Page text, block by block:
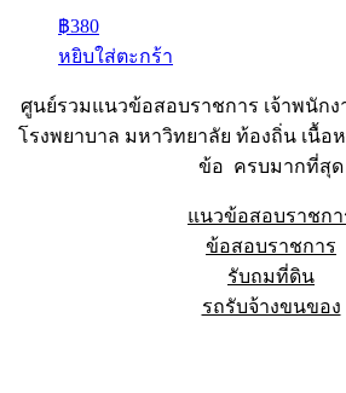
฿380
หยิบใส่ตะกร้า
ศูนย์รวมแนวข้อสอบราชการ เจ้าพนักง
โรงพยาบาล มหาวิทยาลัย ท้องถิ่น เนื้อ
ข้อ ครบมากที่สุด
แนวข้อสอบราชกา
ข้อสอบราชการ
รับถมที่ดิน
รถรับจ้างขนของ